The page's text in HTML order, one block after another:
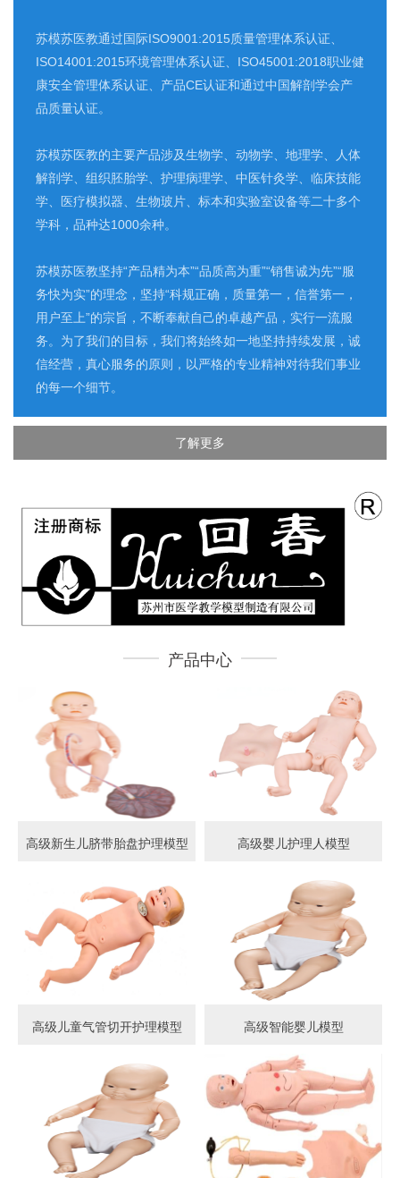
苏模苏医教通过国际ISO9001:2015质量管理体系认证、
ISO14001:2015环境管理体系认证、ISO45001:2018职业健
康安全管理体系认证、产品CE认证和通过中国解剖学会产
品质量认证。
苏模苏医教的主要产品涉及生物学、动物学、地理学、人体
解剖学、组织胚胎学、护理病理学、中医针灸学、临床技能
学、医疗模拟器、生物玻片、标本和实验室设备等二十多个
学科，品种达1000余种。
苏模苏医教坚持“产品精为本”“品质高为重”“销售诚为先”“服
务快为实”的理念，坚持“科规正确，质量第一，信誉第一，
用户至上”的宗旨，不断奉献自己的卓越产品，实行一流服
务。为了我们的目标，我们将始终如一地坚持持续发展，诚
信经营，真心服务的原则，以严格的专业精神对待我们事业
的每一个细节。
了解更多
产品中心
高级新生儿脐带胎盘护理模型 高级婴儿护理人模型
高级儿童气管切开护理模型 高级智能婴儿模型